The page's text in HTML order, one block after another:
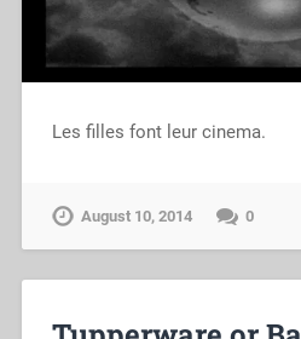
Les filles font leur cinema.
August 10, 2014 0